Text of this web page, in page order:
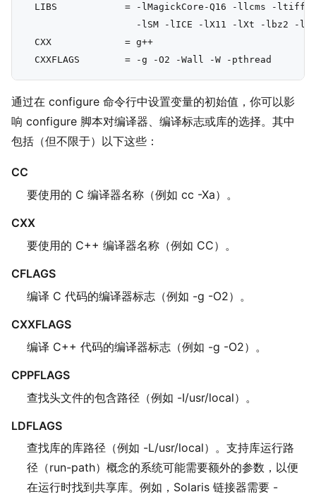
LIBS            = -lMagickCore-Q16 -llcms -ltiff
-lSM -lICE -lX11 -lXt -lbz2 -
  CXX             = g++
通过在 configure 命令行中设置变量的初始值，你可以影
响 configure 脚本对编译器、编译标志或库的选择。其中
包括（但不限于）以下这些：
CC
要使用的 C 编译器名称（例如 cc -Xa）。
CXX
要使用的 C++ 编译器名称（例如 CC）。
CFLAGS
编译 C 代码的编译器标志（例如 -g -O2）。
CXXFLAGS
编译 C++ 代码的编译器标志（例如 -g -O2）。
CPPFLAGS
查找头文件的包含路径（例如 -I/usr/local）。
LDFLAGS
查找库的库路径（例如 -L/usr/local）。支持库运行路
径（run-path）概念的系统可能需要额外的参数，以便
在运行时找到共享库。例如，Solaris 链接器需要 -